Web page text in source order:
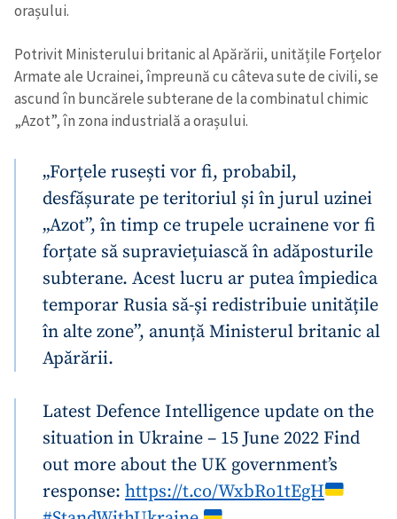
orașului.
Potrivit Ministerului britanic al Apărării, unitățile Forțelor
Armate ale Ucrainei, împreună cu câteva sute de civili, se
ascund în buncărele subterane de la combinatul chimic
„Azot”, în zona industrială a orașului.
„Forțele rusești vor fi, probabil,
desfășurate pe teritoriul și în jurul uzinei
„Azot”, în timp ce trupele ucrainene vor fi
forțate să supraviețuiască în adăposturile
subterane. Acest lucru ar putea împiedica
temporar Rusia să-și redistribuie unitățile
în alte zone”, anunță Ministerul britanic al
Apărării.
Latest Defence Intelligence update on the
situation in Ukraine – 15 June 2022 Find
out more about the UK government’s
response: https://t.co/WxbRo1tEgH